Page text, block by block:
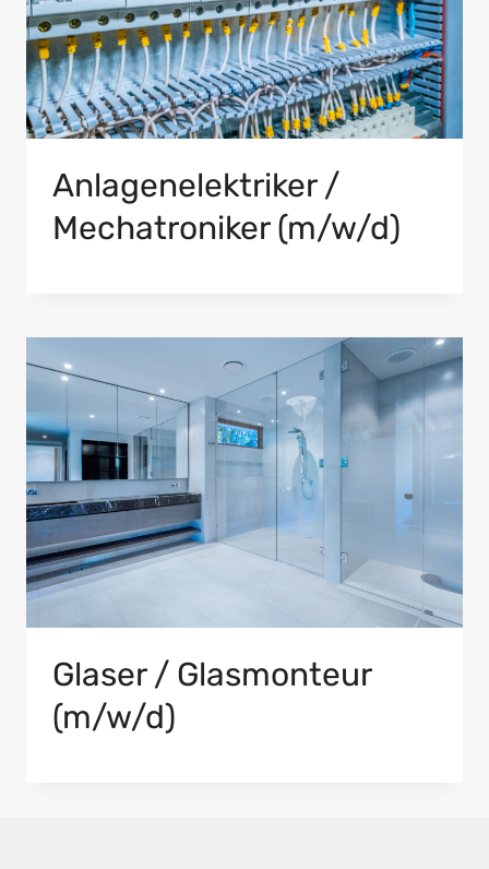
Anlagenelektriker /
Mechatroniker (m/w/d)
Glaser / Glasmonteur
(m/w/d)